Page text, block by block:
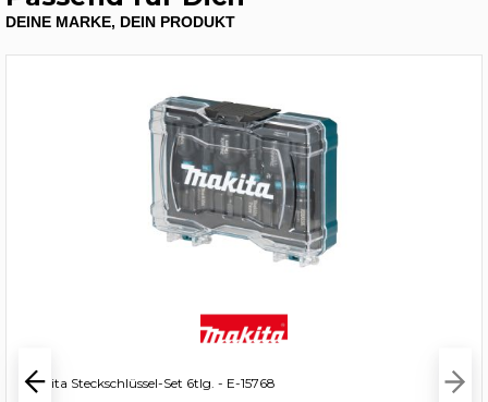
DEINE MARKE, DEIN PRODUKT
Makita Steckschlüssel-Set 6tlg. - E-15768